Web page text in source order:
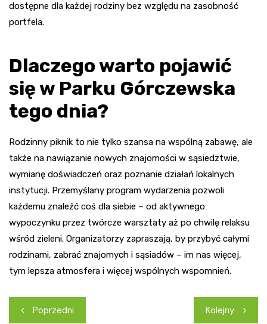
dostępne dla każdej rodziny bez względu na zasobność
portfela.
Dlaczego warto pojawić
się w Parku Górczewska
tego dnia?
Rodzinny piknik to nie tylko szansa na wspólną zabawę, ale
także na nawiązanie nowych znajomości w sąsiedztwie,
wymianę doświadczeń oraz poznanie działań lokalnych
instytucji. Przemyślany program wydarzenia pozwoli
każdemu znaleźć coś dla siebie – od aktywnego
wypoczynku przez twórcze warsztaty aż po chwilę relaksu
wśród zieleni. Organizatorzy zapraszają, by przybyć całymi
rodzinami, zabrać znajomych i sąsiadów – im nas więcej,
tym lepsza atmosfera i więcej wspólnych wspomnień.
Nawigacja
Poprzedni Kolejny